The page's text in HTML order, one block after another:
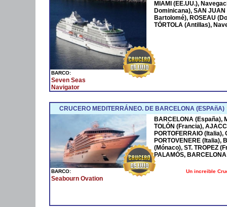
BARCO:
Seven Seas
Navigator
MIAMI (EE.UU.),
Dominicana), SAN JUAN
Bartolomé), ROSEAU
TÓRTOLA (Antillas),
CRUCERO MEDITERRÁNEO. DE BARCELONA (ESPAñA)
BARCO:
Seabourn Ovation
BARCELONA (España),
TOLÓN (Francia),
PORTOFERRAIO (Italia),
PORTOVENERE (Italia),
(Mónaco), ST. TROPEZ
PALAMÓS,
Un increible